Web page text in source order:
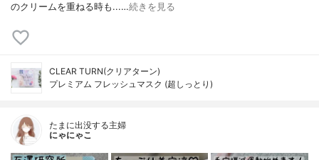
のクリームを重ねる時も...…続きを見る
CLEAR TURN(クリアターン)
プレミアム フレッシュマスク (超しっとり)
たまに出没する主婦
にゃにゃこ